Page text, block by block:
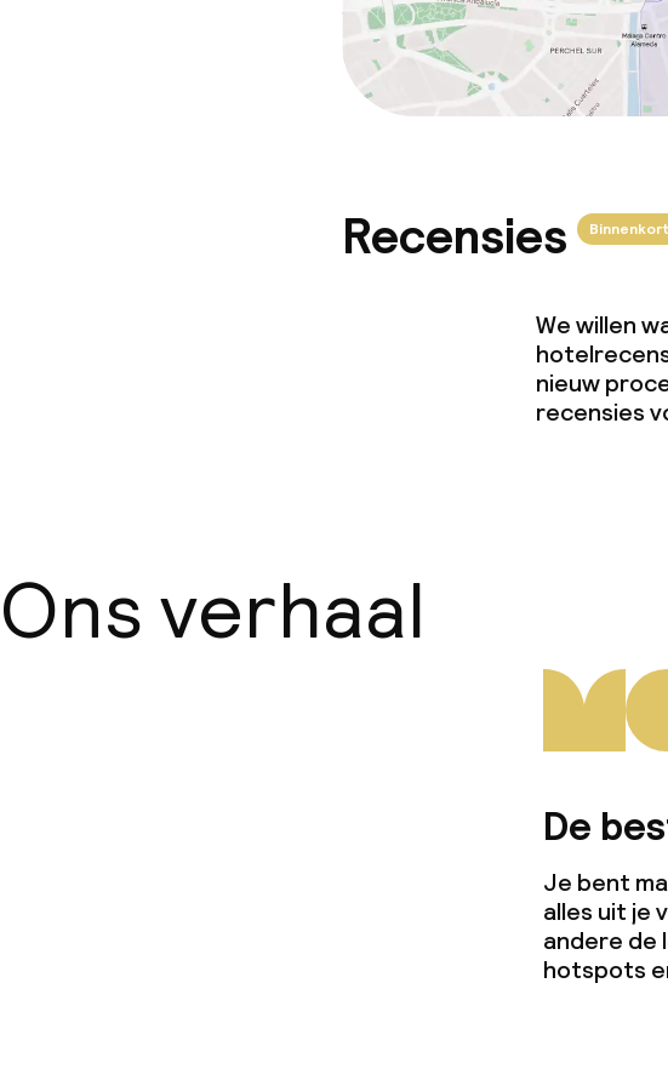
Recensies
We willen
nieuw
recensies
Ons verhaal
De
Je bent
alles uit je
andere de
hotspots